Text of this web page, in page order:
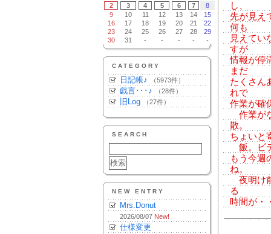
2
3 4 5 6 7
8
9
10 11 12 13 14
15
16
17 18 19 20 21
22
23
24 25 26 27 28
29
30
31 - - - - -
CATEGORY
日記帳♪ （5973件）
戯言･･･♪ （28件）
旧Log （27件）
SEARCH
NEW ENTRY
Mrs.Donut
2026/08/07 New!
仕様変更
し、
先が見え
何も
見えてい
すが
情報が停
まだ
たくさん
れで
作業が確
作業が
散。
ちょいと
飯。ビ
もう今週
ね。
夜明け
る
時間が・